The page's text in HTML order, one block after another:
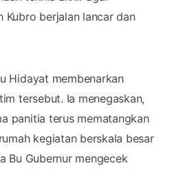
Kubro berjalan lancar dan
Hidayat membenarkan
tersebut. Ia menegaskan,
panitia terus mematangkan
kegiatan berskala besar
Bu Gubernur mengecek